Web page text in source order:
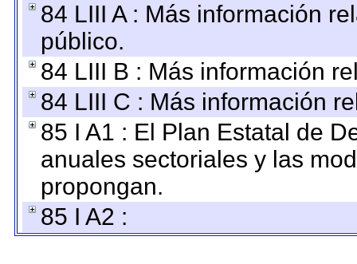
84 LIII A : Más información
público.
84 LIII B : Más información
84 LIII C : Más información
85 I A1 : El Plan Estatal de
anuales sectoriales y las
propongan.
85 I A2 :